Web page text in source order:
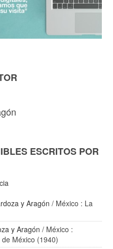
ESCRITOS POR
y Aragón / México : La
y Aragón / México :
México (1940)